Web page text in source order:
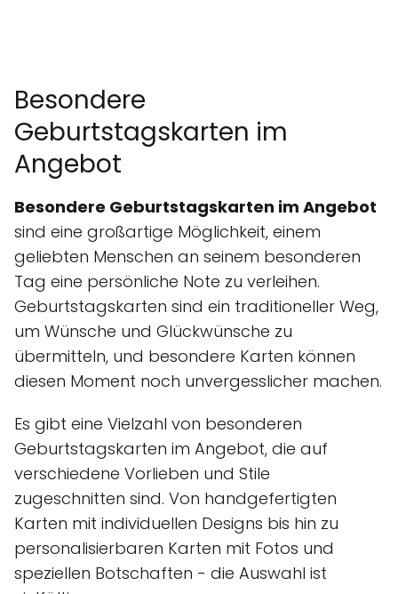
Besondere
Geburtstagskarten im
Angebot
Besondere Geburtstagskarten im Angebot
sind eine großartige Möglichkeit, einem
geliebten Menschen an seinem besonderen
Tag eine persönliche Note zu verleihen.
Geburtstagskarten sind ein traditioneller Weg,
um Wünsche und Glückwünsche zu
übermitteln, und besondere Karten können
diesen Moment noch unvergesslicher machen.
Es gibt eine Vielzahl von besonderen
Geburtstagskarten im Angebot, die auf
verschiedene Vorlieben und Stile
zugeschnitten sind. Von handgefertigten
Karten mit individuellen Designs bis hin zu
personalisierbaren Karten mit Fotos und
speziellen Botschaften - die Auswahl ist